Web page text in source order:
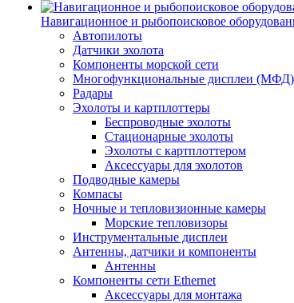
Навигационное и рыбопоисковое
Автопилоты
Датчики эхолота
Компоненты морской сети
Многофункциональные дисплеи (МФД)
Радары
Эхолоты и картплоттеры
Беспроводные эхолоты
Стационарные эхолоты
Эхолоты с картплоттером
Аксессуары для эхолотов
Подводные камеры
Компасы
Ночные и тепловизионные камеры
Морские тепловизоры
Инструментальные дисплеи
Антенны, датчики и компоненты
Антенны
Компоненты сети Ethernet
Аксессуары для монтажа